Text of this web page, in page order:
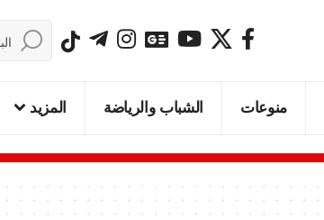
منوعات الشباب والرياضة المزيد